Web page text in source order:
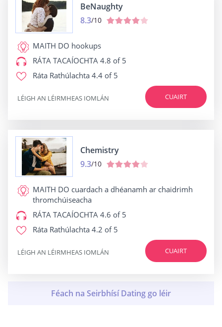
BeNaughty
8.3/10
MAITH DO hookups
RÁTA TACAÍOCHTA 4.8 of 5
Ráta Rathúlachta 4.4 of 5
CUAIRT
LÉIGH AN LÉIRMHEAS IOMLÁN
Chemistry
9.3/10
MAITH DO cuardach a dhéanamh ar chaidrimh
thromchúiseacha
RÁTA TACAÍOCHTA 4.6 of 5
Ráta Rathúlachta 4.2 of 5
CUAIRT
LÉIGH AN LÉIRMHEAS IOMLÁN